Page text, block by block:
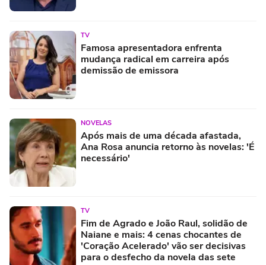
TV
Famosa apresentadora enfrenta
mudança radical em carreira após
demissão de emissora
NOVELAS
Após mais de uma década afastada,
Ana Rosa anuncia retorno às novelas: 'É
necessário'
TV
Fim de Agrado e João Raul, solidão de
Naiane e mais: 4 cenas chocantes de
'Coração Acelerado' vão ser decisivas
para o desfecho da novela das sete